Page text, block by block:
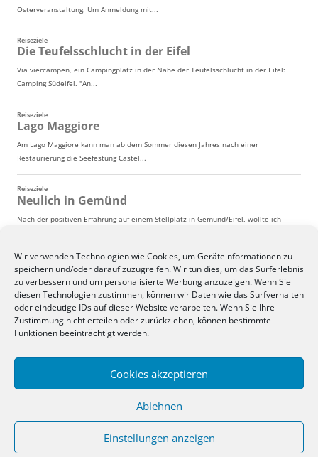
Wir verwenden Technologien wie Cookies, um Geräteinformationen zu
speichern und/oder darauf zuzugreifen. Wir tun dies, um das Surferlebnis
zu verbessern und um personalisierte Werbung anzuzeigen. Wenn Sie
diesen Technologien zustimmen, können wir Daten wie das Surfverhalten
oder eindeutige IDs auf dieser Website verarbeiten. Wenn Sie Ihre
Zustimmung nicht erteilen oder zurückziehen, können bestimmte
Funktionen beeinträchtigt werden.
Cookies akzeptieren
Ablehnen
Einstellungen anzeigen